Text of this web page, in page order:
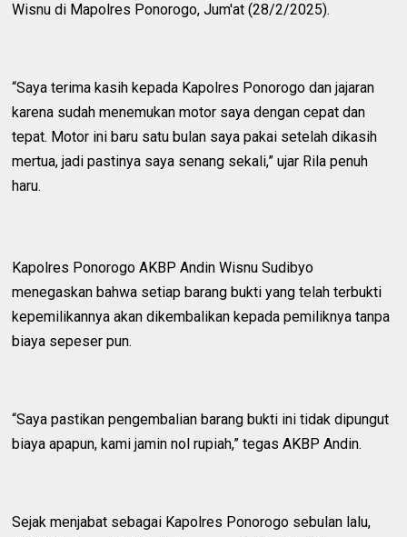
Wisnu di Mapolres Ponorogo, Jum'at (28/2/2025).
“Saya terima kasih kepada Kapolres Ponorogo dan jajaran
karena sudah menemukan motor saya dengan cepat dan
tepat. Motor ini baru satu bulan saya pakai setelah dikasih
mertua, jadi pastinya saya senang sekali,” ujar Rila penuh
haru.
Kapolres Ponorogo AKBP Andin Wisnu Sudibyo
menegaskan bahwa setiap barang bukti yang telah terbukti
kepemilikannya akan dikembalikan kepada pemiliknya tanpa
biaya sepeser pun.
“Saya pastikan pengembalian barang bukti ini tidak dipungut
biaya apapun, kami jamin nol rupiah,” tegas AKBP Andin.
Sejak menjabat sebagai Kapolres Ponorogo sebulan lalu,